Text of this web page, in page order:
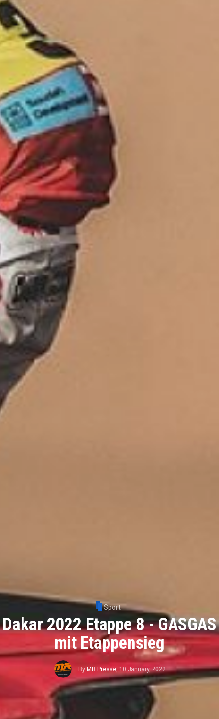
Sport
Dakar 2022 Etappe 8 - GASGAS
mit Etappensieg
By MR Presse, 10 January, 2022